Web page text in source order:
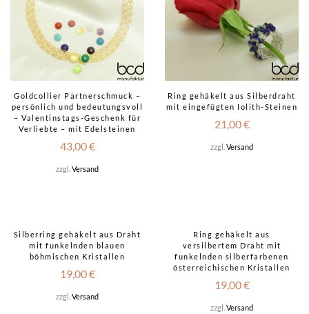
Goldcollier Partnerschmuck –
persönlich und bedeutungsvoll
– Valentinstags-Geschenk für
Verliebte – mit Edelsteinen
43,00€
zzgl. Versand
Ring gehäkelt aus Silberdraht
mit eingefügten Iolith-Steinen
21,00€
zzgl. Versand
Silberring gehäkelt aus Draht
mit funkelnden blauen
böhmischen Kristallen
19,00€
zzgl. Versand
Ring gehäkelt aus
versilbertem Draht mit
funkelnden silberfarbenen
österreichischen Kristallen
19,00€
zzgl. Versand